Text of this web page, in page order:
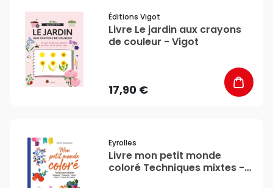
Éditions Vigot
Livre Le jardin aux crayons
de couleur - Vigot
17,90 €
Eyrolles
Livre mon petit monde
coloré Techniques mixtes -